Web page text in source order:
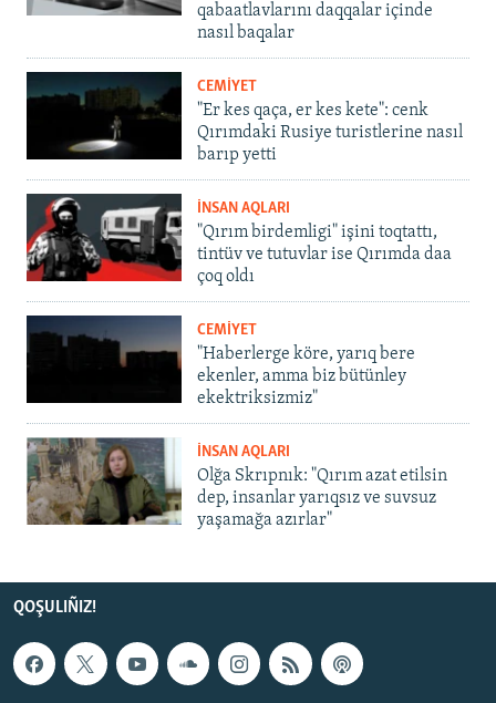
qabaatlavlarını daqqalar içinde
nasıl baqalar
CEMİYET
"Er kes qaça, er kes kete": cenk
Qırımdaki Rusiye turistlerine nasıl
barıp yetti
İNSAN AQLARI
"Qırım birdemligi" işini toqtattı,
tintüv ve tutuvlar ise Qırımda daa
çoq oldı
CEMİYET
"Haberlerge köre, yarıq bere
ekenler, amma biz bütünley
ekektriksizmiz"
İNSAN AQLARI
Olğa Skrıpnık: "Qırım azat etilsin
dep, insanlar yarıqsız ve suvsuz
yaşamağa azırlar"
QOŞULIÑIZ!